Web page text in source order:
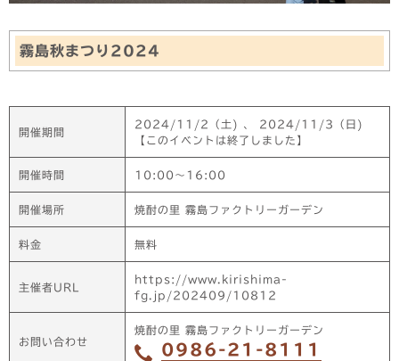
霧島秋まつり2024
開催期間
2024/11/2（土)
2024/11/3（日)
【このイベントは終了しました】
開催時間 10:00～16:00
開催場所 焼酎の里 霧島ファクトリーガーデン
料金 無料
主催者URL
https://www.kirishima-
fg.jp/202409/10812
お問い合わせ
焼酎の里 霧島ファクトリーガーデン
0986-21-8111